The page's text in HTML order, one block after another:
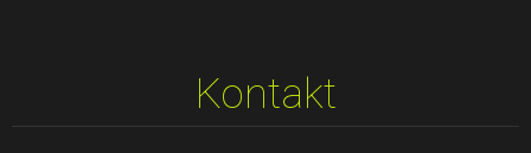
Kontakt